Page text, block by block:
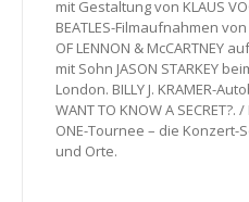
mit Gestaltung von KLAUS
BEATLES-Filmaufnahmen
OF LENNON & McCARTNEY
mit Sohn JASON STARKEY
London. BILLY J. KRAMER-
WANT TO KNOW A SECRET?.
ONE-Tournee – die Konzert-
und Orte.